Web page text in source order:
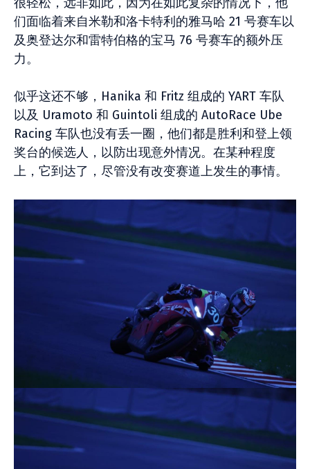
们面临着来自米勒和洛卡特利的雅马哈 21 号赛车以
及奥登达尔和雷特伯格的宝马 76 号赛车的额外压
力。
似乎这还不够，Hanika 和 Fritz 组成的 YART 车队
以及 Uramoto 和 Guintoli 组成的 AutoRace Ube
Racing 车队也没有丢一圈，他们都是胜利和登上领
奖台的候选人，以防出现意外情况。在某种程度
上，它到达了，尽管没有改变赛道上发生的事情。